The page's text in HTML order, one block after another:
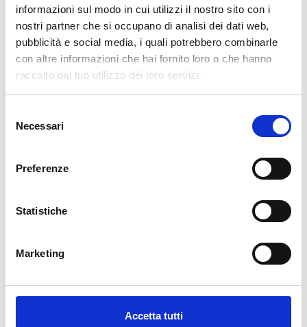
informazioni sul modo in cui utilizzi il nostro sito con i
nostri partner che si occupano di analisi dei dati web,
pubblicità e social media, i quali potrebbero combinarle
con altre informazioni che hai fornito loro o che hanno
raccolto dal tuo utilizzo dei loro servizi.
delNecessari
Preferenze
Statistiche
Marketing
Accetta tutti
Il reparto produzione sarà chiuso dall'8|08 al
23|08|2026 pertanto tutti gli ordini effettuati dal 03|08
in poi verranno lavorati a partire dal 24|08|2026
cartadaparati.it vi augura una Felice Estate!
Disponibile
Tasse incluse